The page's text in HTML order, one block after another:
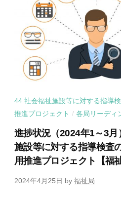
44 社会福祉施設等に対する指導
推進プロジェクト
/ 各局リーディ
進捗状況（2024年1～3月
施設等に対する指導検査
用推進プロジェクト【福
2024年4月25日 by 福祉局